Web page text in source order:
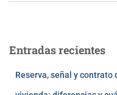
Entradas recientes
Reserva, señal y contrato